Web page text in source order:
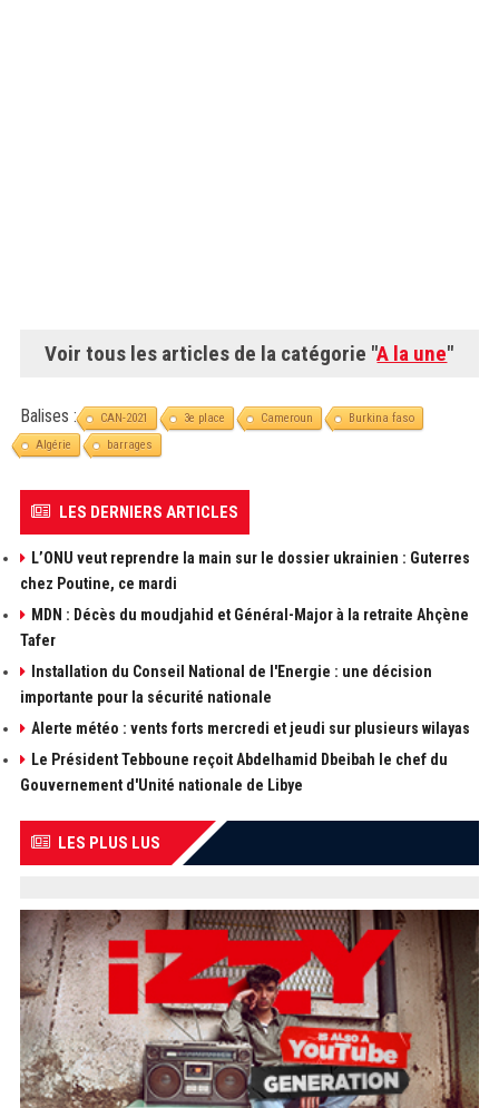
Voir tous les articles de la catégorie "A la une"
Balises : CAN-2021 3e place Cameroun
Burkina faso
Algérie
barrages
LES DERNIERS ARTICLES
L’ONU veut reprendre la main sur le dossier ukrainien : Guterres
chez Poutine, ce mardi
MDN : Décès du moudjahid et Général-Major à la retraite Ahçène
Tafer
Installation du Conseil National de l'Energie : une décision
importante pour la sécurité nationale
Alerte météo : vents forts mercredi et jeudi sur plusieurs wilayas
Le Président Tebboune reçoit Abdelhamid Dbeibah le chef du
Gouvernement d'Unité nationale de Libye
LES PLUS LUS